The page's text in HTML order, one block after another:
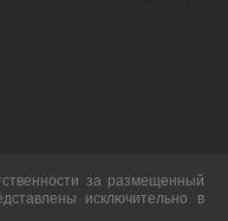
за размещенный
исключительно в